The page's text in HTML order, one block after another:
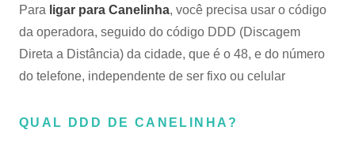
Para ligar para Canelinha, você precisa usar o código
da operadora, seguido do código DDD (Discagem
Direta a Distância) da cidade, que é o 48, e do número
do telefone, independente de ser fixo ou celular
QUAL DDD DE CANELINHA?